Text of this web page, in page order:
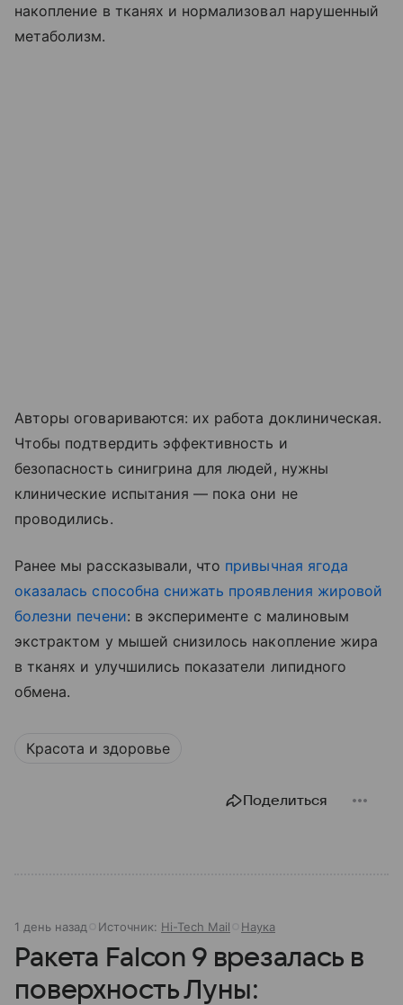
накопление в тканях и нормализовал нарушенный
метаболизм.
Авторы оговариваются: их работа доклиническая.
Чтобы подтвердить эффективность и
безопасность синигрина для людей, нужны
клинические испытания — пока они не
проводились.
Ранее мы рассказывали, что привычная ягода
оказалась способна снижать проявления жировой
болезни печени: в эксперименте с малиновым
экстрактом у мышей снизилось накопление жира
в тканях и улучшились показатели липидного
обмена.
Красота и здоровье
Поделиться
1 день назад Источник: Hi-Tech Mail Наука
Ракета Falcon 9 врезалась в
поверхность Луны: